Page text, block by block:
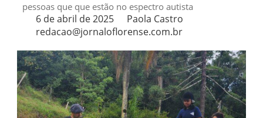
pessoas que que estão no espectro autista
6 de abril de 2025
Paola Castro
redacao@jornaloflorense.com.br